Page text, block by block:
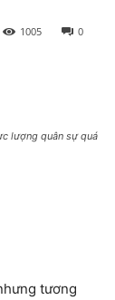
0
1005
lượng quân sự quá
tương